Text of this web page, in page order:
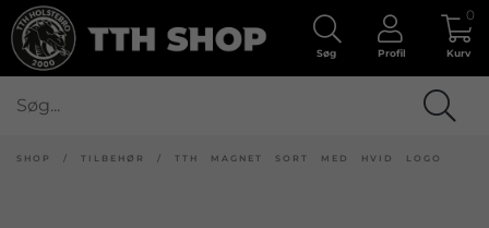
Søg Profil Kurv
0
SHOP / TILBEHØR / TTH MAGNET SORT MED HVID LOGO